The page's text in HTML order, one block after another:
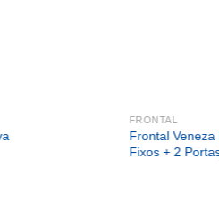
FRONTAL
Frontal
Fixos + 2